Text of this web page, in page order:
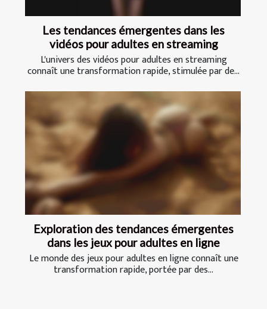
Les tendances émergentes dans les
vidéos pour adultes en streaming
L'univers des vidéos pour adultes en streaming
connaît une transformation rapide, stimulée par de...
Exploration des tendances émergentes
dans les jeux pour adultes en ligne
Le monde des jeux pour adultes en ligne connaît une
transformation rapide, portée par des...